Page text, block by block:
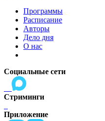
Программы
Расписание
Авторы
Дело дня
О нас
Социальные сети
Стриминги
Приложение